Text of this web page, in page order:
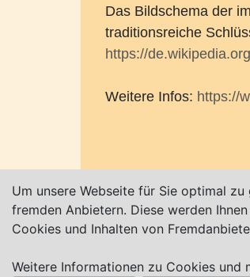
Das Bildschema der
traditionsreiche
https://
Weitere Infos: https://
Karte nur sichtbar,
Impressum |
Um unsere Webseite für Sie optimal
fremden Anbietern. Diese werden
Cookies und Inhalten von
Weitere Informationen zu Cookies und